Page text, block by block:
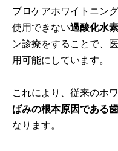
プロケアホワイトニン
使用できない過酸化水
ン診療をすることで、
用可能にしています。
これにより、従来のホ
ばみの根本原因である
なります。